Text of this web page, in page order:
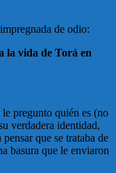
de odio:
la vida de Torá en
pregunto quién es (no
verdadera identidad,
que se trataba de
basura que le enviaron